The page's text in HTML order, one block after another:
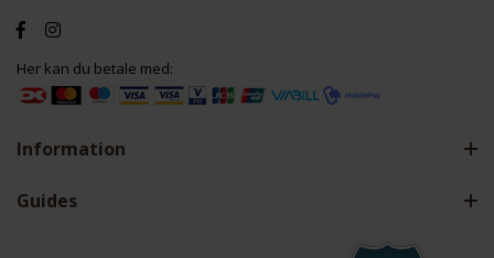
Her kan du betale med:
Information
Guides